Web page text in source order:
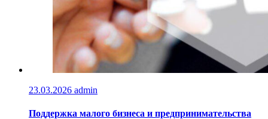
23.03.2026 admin
Поддержка малого бизнеса и предпринимательства